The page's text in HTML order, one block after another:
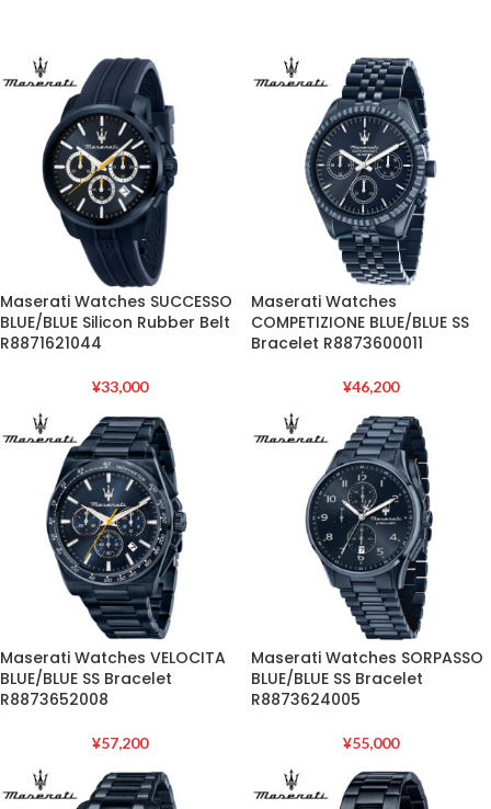
Maserati Watches SUCCESSO
BLUE/BLUE Silicon Rubber Belt
R8871621044
¥33,000
Maserati Watches
COMPETIZIONE BLUE/BLUE SS
Bracelet R8873600011
¥46,200
Maserati Watches VELOCITA
BLUE/BLUE SS Bracelet
R8873652008
¥57,200
Maserati Watches SORPASSO
BLUE/BLUE SS Bracelet
R8873624005
¥55,000